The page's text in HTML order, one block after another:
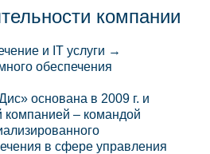
компании
и IT услуги →
обеспечения
основана в 2009 г. и
компанией – командой
в сфере управления